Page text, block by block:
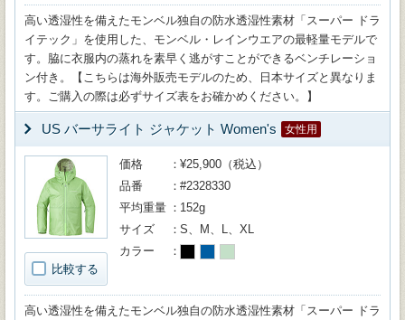
高い透湿性を備えたモンベル独自の防水透湿性素材「スーパー ドラ
イテック」を使用した、モンベル・レインウエアの最軽量モデルで
す。脇に衣服内の蒸れを素早く逃がすことができるベンチレーショ
ン付き。【こちらは海外販売モデルのため、日本サイズと異なりま
す。ご購入の際は必ずサイズ表をお確かめください。】
US バーサライト ジャケット Women's 女性用
比較する
価格
¥25,900（税込）
品番
#2328330
平均重量
152g
サイズ
S、M、L、XL
カラー
高い透湿性を備えたモンベル独自の防水透湿性素材「スーパー ドラ